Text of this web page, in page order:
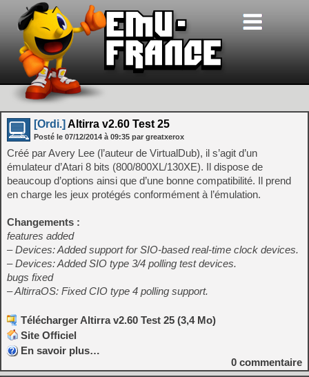
[Ordi.] Altirra v2.60 Test 25
Posté le 07/12/2014 à 09:35 par greatxerox
Créé par Avery Lee (l’auteur de VirtualDub), il s’agit d’un
émulateur d’Atari 8 bits (800/800XL/130XE). Il dispose de
beaucoup d’options ainsi que d’une bonne compatibilité. Il prend
en charge les jeux protégés conformément à l’émulation.
Changements :
features added
– Devices: Added support for SIO-based real-time clock devices.
– Devices: Added SIO type 3/4 polling test devices.
bugs fixed
– AltirraOS: Fixed CIO type 4 polling support.
Télécharger Altirra v2.60 Test 25 (3,4 Mo)
Site Officiel
En savoir plus…
0 commentaire